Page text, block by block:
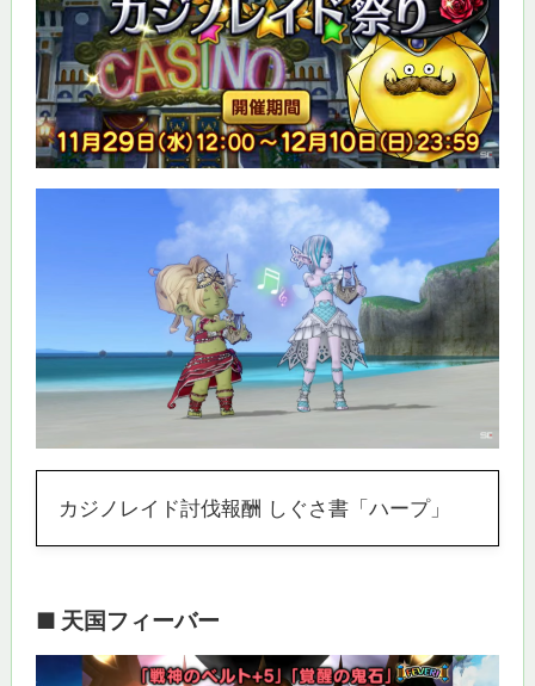
カジノレイド討伐報酬 しぐさ書「ハープ」
■ 天国フィーバー